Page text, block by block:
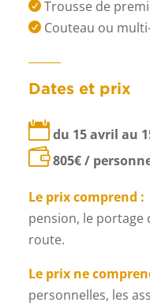
Trousse de
Couteau ou
Dates et prix
 du 15 avril au
 805€ /
Le prix comprend :
pension, le portage
route.
Le prix ne
personnelles, les